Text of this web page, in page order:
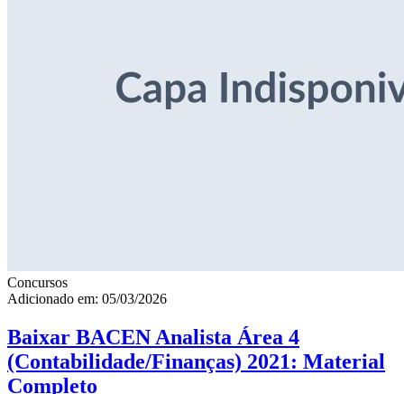
Concursos
Adicionado em: 05/03/2026
Baixar BACEN Analista Área 4
(Contabilidade/Finanças) 2021: Material
Completo